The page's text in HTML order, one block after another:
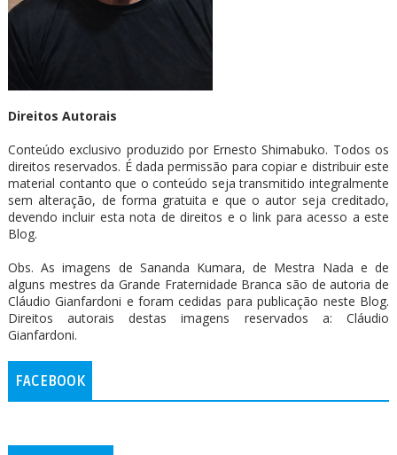
Direitos Autorais
Conteúdo exclusivo produzido por Ernesto Shimabuko. Todos os
direitos reservados. É dada permissão para copiar e distribuir este
material contanto que o conteúdo seja transmitido integralmente
sem alteração, de forma gratuita e que o autor seja creditado,
devendo incluir esta nota de direitos e o link para acesso a este
Blog.
Obs. As imagens de Sananda Kumara, de Mestra Nada e de
alguns mestres da Grande Fraternidade Branca são de autoria de
Cláudio Gianfardoni e foram cedidas para publicação neste Blog.
Direitos autorais destas imagens reservados a: Cláudio
Gianfardoni.
FACEBOOK